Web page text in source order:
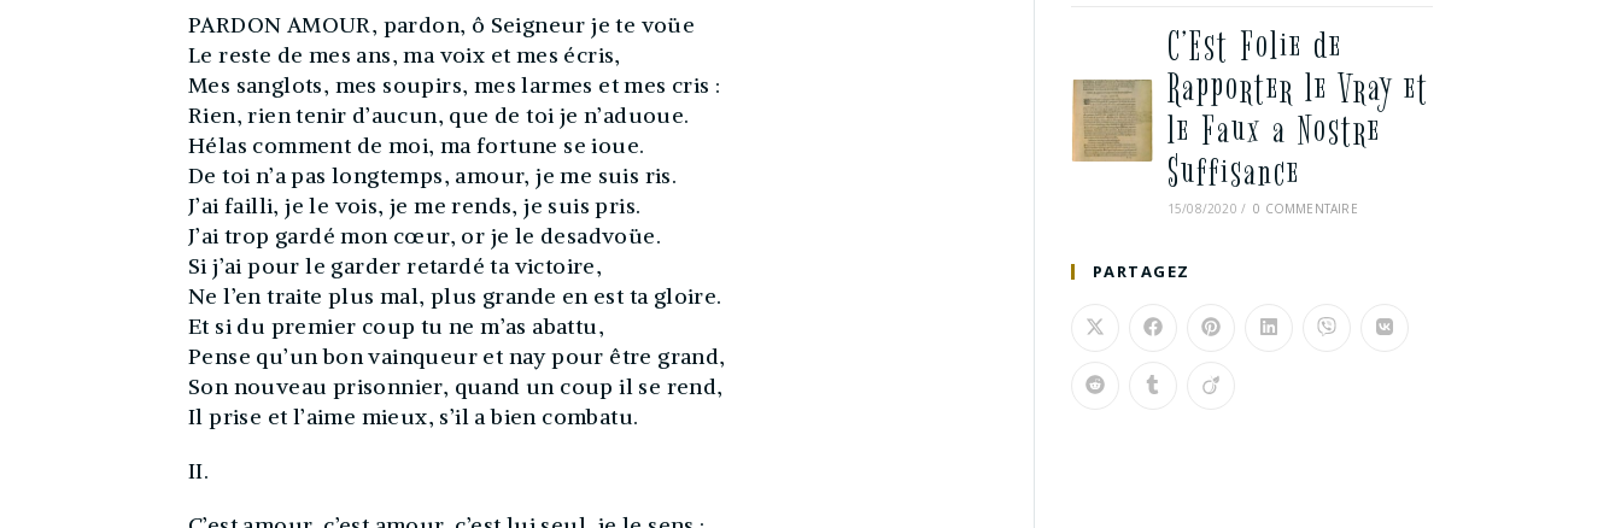
PARDON AMOUR, pardon, ô Seigneur je te voüe
Le reste de mes ans, ma voix et mes écris,
Mes sanglots, mes soupirs, mes larmes et mes cris :
Rien, rien tenir d’aucun, que de toi je n’aduoue.
Hélas comment de moi, ma fortune se ioue.
De toi n’a pas longtemps, amour, je me suis ris.
J’ai failli, je le vois, je me rends, je suis pris.
J’ai trop gardé mon cœur, or je le desadvoüe.
Si j’ai pour le garder retardé ta victoire,
Ne l’en traite plus mal, plus grande en est ta gloire.
Et si du premier coup tu ne m’as abattu,
Pense qu’un bon vainqueur et nay pour être grand,
Son nouveau prisonnier, quand un coup il se rend,
Il prise et l’aime mieux, s’il a bien combatu.
II.
C’Est Folie de
Rapporter le Vray et
le Faux a Nostre
Suffisance
15/08/2020 / 0 COMMENTAIRE
PARTAGEZ